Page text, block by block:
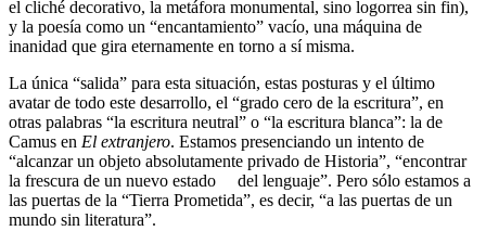
el cliché decorativo, la metáfora monumental, sino logorrea sin fin),
y la poesía como un “encantamiento” vacío, una máquina de
inanidad que gira eternamente en torno a sí misma.
La única “salida” para esta situación, estas posturas y el último
avatar de todo este desarrollo, el “grado cero de la escritura”, en
otras palabras “la escritura neutral” o “la escritura blanca”: la de
Camus en El extranjero. Estamos presenciando un intento de
“alcanzar un objeto absolutamente privado de Historia”, “encontrar
la frescura de un nuevo estado del lenguaje”. Pero sólo estamos a
las puertas de la “Tierra Prometida”, es decir, “a las puertas de un
mundo sin literatura”.